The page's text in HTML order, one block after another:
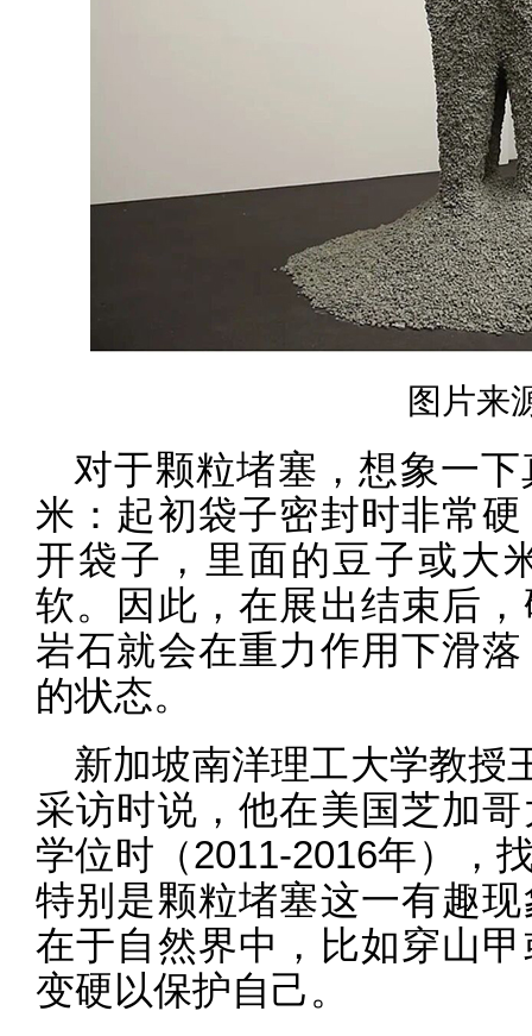
图片来
对于颗粒堵塞，想象一
米：起初袋子密封时非常
开袋子，里面的豆子或大
软。因此，在展出结束后
岩石就会在重力作用下滑
的状态。
新加坡南洋理工大学教授
采访时说，他在美国芝加
学位时（2011-2016年），
特别是颗粒堵塞这一有趣
在于自然界中，比如穿山
变硬以保护自己。